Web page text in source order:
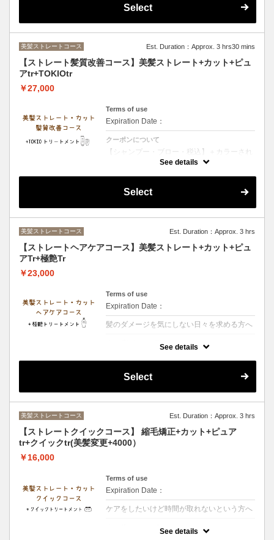
まりないお客様オススメのメニューです２種
Select
美髪ストレートコース Est. Duration：Approx. 3 hrs30 mins
【ストレート髪質改善コース】美髪ストレート+カット+ピュ
アtr+TOKIOtr
￥27,000
Terms of use
Expiration Date：
クーポンについて
【シャンプー・ブロー・税込】＋カラーされ
るお客様は選択後＋カラー追加をお願い致し
部を徹底補修 圧倒的な艶としなやかさを実現
See details
Select
美髪ストレートコース Est. Duration：Approx. 3 hrs
【ストレートヘアケアコース】美髪ストレート+カット+ピュ
アTr+極艶Tr
￥23,000
Terms of use
Expiration Date：
髪のダメージを気にしない日々を求める方へ
るお客様は選択後＋カラー追加をお願い致し
改善していきます！内部改善3段階集中トリ
See details
Select
美髪ストレートコース Est. Duration：Approx. 3 hrs
【ストレートクイックコース】 縮毛矯正+カット+ピュア
tr+クイックtr(美髪変更+4000）
￥16,000
Terms of use
Expiration Date：
ケアをしたいけど時間が取れないという方へ
See details